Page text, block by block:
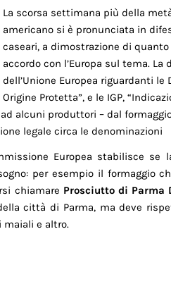
La scorsa settimana più della
americano si è pronunciata in
caseari, a dimostrazione di
accordo con l’Europa sul tema.
dell’Unione Europea riguardanti le
Origine Protetta”, e le IGP,
alcuni produttori – dal
legale circa le denominazioni
Europea stabilisce se
per esempio il formaggio
chiamare Prosciutto di Parma
città di Parma, ma deve
maiali e altro.